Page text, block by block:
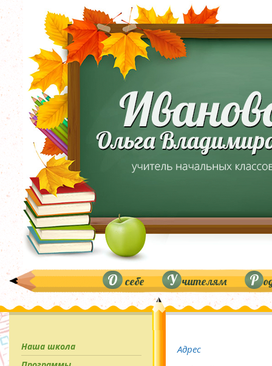
О себе У чителям Р
Наша школа
Адрес